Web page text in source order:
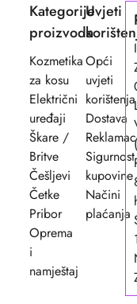
Kategorije
proizvoda
Kozmetika
za kosu
Električni
uređaji
Škare /
Britve
Češljevi
Četke
Pribor
Oprema
i
namještaj
Uvjeti
Opći
uvjeti
korištenja
Dostava
Sigurnost
kupovine
Načini
plaćanja